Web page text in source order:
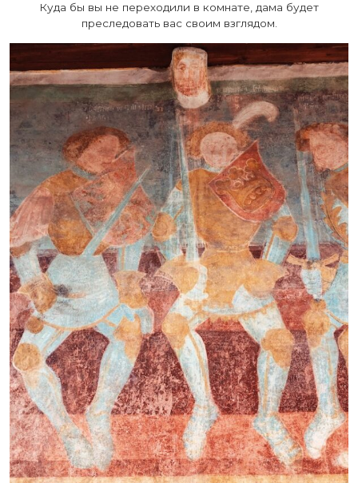
Куда бы вы не переходили в комнате, дама будет
преследовать вас своим взглядом.